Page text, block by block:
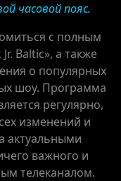
часовой пояс.
с полным
Baltic», а также
о популярных
шоу. Программа
регулярно,
изменений и
актуальными
важного и
телеканалом.